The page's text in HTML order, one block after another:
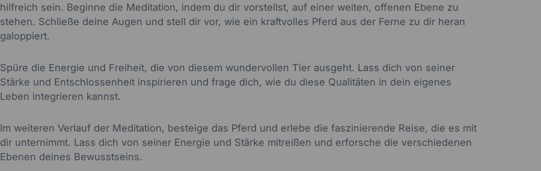
hilfreich sein. Beginne die Meditation, indem du dir vorstellst, auf einer weiten, offenen Ebene zu
stehen. Schließe deine Augen und stell dir vor, wie ein kraftvolles Pferd aus der Ferne zu dir heran
galoppiert.
Spüre die Energie und Freiheit, die von diesem wundervollen Tier ausgeht. Lass dich von seiner
Stärke und Entschlossenheit inspirieren und frage dich, wie du diese Qualitäten in dein eigenes
Leben integrieren kannst.
Im weiteren Verlauf der Meditation, besteige das Pferd und erlebe die faszinierende Reise, die es mit
dir unternimmt. Lass dich von seiner Energie und Stärke mitreißen und erforsche die verschiedenen
Ebenen deines Bewusstseins.